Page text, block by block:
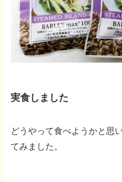
実食しました
どうやって食べようかと思
てみました。